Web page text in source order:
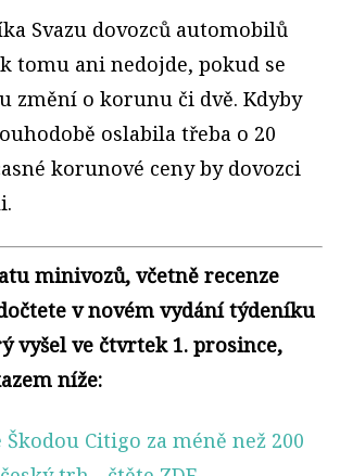
Svazu dovozců automobilů
tomu ani nedojde, pokud se
změní o korunu či dvě. Kdyby
oslabila třeba o 20
korunové ceny by dovozci
minivozů, včetně recenze
v novém vydání týdeníku
vyšel ve čtvrtek 1. prosince,
níže:
Citigo za méně než 200